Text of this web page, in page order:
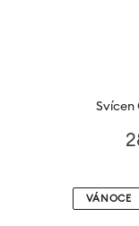
Svícen
VÁNOCE